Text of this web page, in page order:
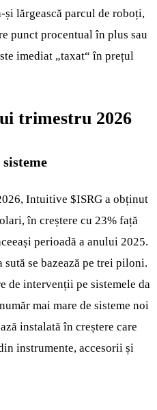
lărgească parcul de roboți,
punct procentual în plus sau
imediat „taxat“ în prețul
trimestru 2026
Intuitive $ISRG a obținut
în creștere cu 23% față
perioadă a anului 2025.
sută se bazează pe trei piloni.
de intervenții pe sistemele da
mai mare de sisteme noi
instalată în creștere care
instrumente, accesorii și